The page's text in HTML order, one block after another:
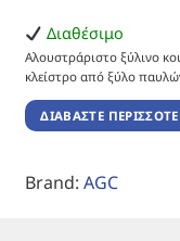
Διαθέσιμο
Αλουστράριστο ξύλινο
κλείστρο από ξύλο
ΔΙΑΒΆΣΤΕ
Brand: AGC